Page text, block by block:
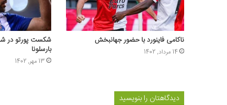
ناکامی فاینورد با حضور جهانبخش
14 مرداد, 1402
شکست پورتو در
بارسلونا
13 مهر, 1402
دیدگاهتان را بنویسید